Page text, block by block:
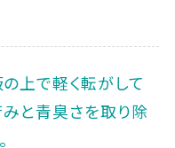
上で軽く転がして
みと青臭さを取り除